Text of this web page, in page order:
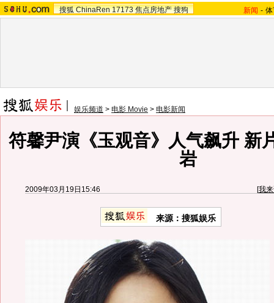
搜狐 ChinaRen 17173 焦点房地产 搜狗 新闻 -
娱乐频道 > 电影 Movie > 电影新闻
符馨尹演《玉观音》人气飙升 新
岩
2009年03月19日15:46 [我
来源：搜狐娱乐